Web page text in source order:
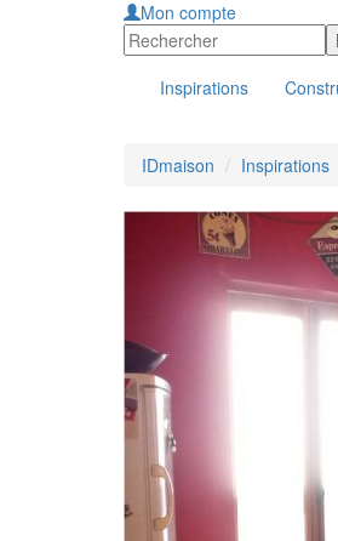
Mon compte
Inspirations
IDmaison Inspirations